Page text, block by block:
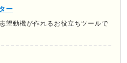
ー
望動機が作れるお役立ちツールで